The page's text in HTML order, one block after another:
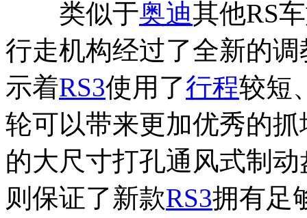
类似于奥迪其他RS
行走机构经过了全新的
示着RS3使用了行程较短
轮可以带来更加优秀的
的大尺寸打孔通风式制
则保证了新款RS3拥有足